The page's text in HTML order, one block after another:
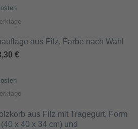
aus Filz, Farbe nach Wahl
€
aus Filz mit Tragegurt, Form
x 40 x 34 cm) und